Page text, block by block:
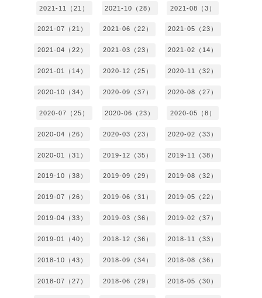
2021-11（21） 2021-10（28） 2021-08（3）
2021-07（21） 2021-06（22） 2021-05（23）
2021-04（22） 2021-03（23） 2021-02（14）
2021-01（14） 2020-12（25） 2020-11（32）
2020-10（34） 2020-09（37） 2020-08（27）
2020-07（25） 2020-06（23） 2020-05（8）
2020-04（26） 2020-03（23） 2020-02（33）
2020-01（31） 2019-12（35） 2019-11（38）
2019-10（38） 2019-09（29） 2019-08（32）
2019-07（26） 2019-06（31） 2019-05（22）
2019-04（33） 2019-03（36） 2019-02（37）
2019-01（40） 2018-12（36） 2018-11（33）
2018-10（43） 2018-09（34） 2018-08（36）
2018-07（27） 2018-06（29） 2018-05（30）